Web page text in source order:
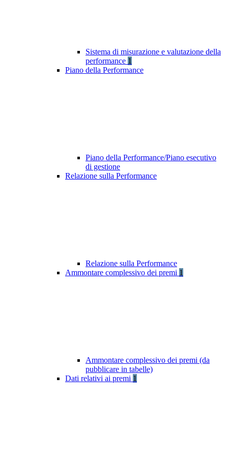
Sistema di misurazione e valutazione della
performance 1
Piano della Performance
Piano della Performance/Piano esecutivo
di gestione
Relazione sulla Performance
Relazione sulla Performance
Ammontare complessivo dei premi 1
Ammontare complessivo dei premi (da
pubblicare in tabelle)
Dati relativi ai premi 1